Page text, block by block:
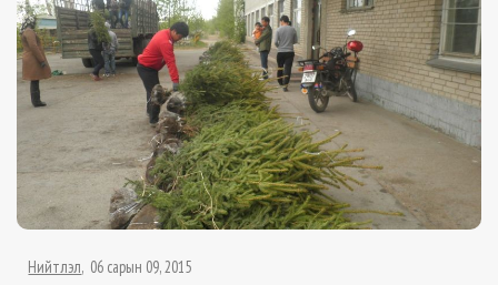
Нийтлэл 06 сарын 09, 2015